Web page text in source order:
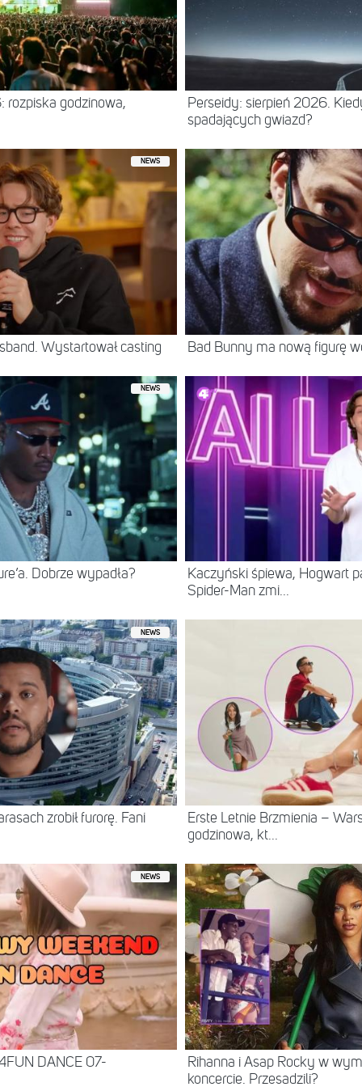
rozpiska godzinowa,
Perseidy: sierpień 2026.
spadających gwiazd?
NEWS
Wystartował casting Bad Bunny ma nową figurę
NEWS
Dobrze wypadła?
Kaczyński śpiewa, Hogwart
Spider-Man zmi...
NEWS
zrobił furorę. Fani
Erste Letnie Brzmienia –
godzinowa, kt...
NEWS
DANCE 07-
Rihanna i Asap Rocky w
koncercie. Przesadzili?